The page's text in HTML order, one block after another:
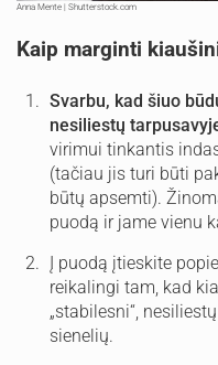
Anna Mente | Shutterstock.com
Kaip marginti
Svarbu, kad šiuo
nesiliestų
virimui tinkantis
(tačiau jis turi būti
būtų apsemti).
puodą ir jame vienu
Į puodą įtieskite
reikalingi tam, kad
„stabilesni“,
sienelių.